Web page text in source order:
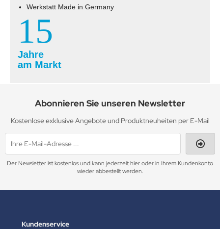
Werkstatt Made in Germany
15
Jahre
am Markt
Abonnieren Sie unseren Newsletter
Kostenlose exklusive Angebote und Produktneuheiten per E-Mail
Der Newsletter ist kostenlos und kann jederzeit hier oder in Ihrem Kundenkonto
wieder abbestellt werden.
Kundenservice